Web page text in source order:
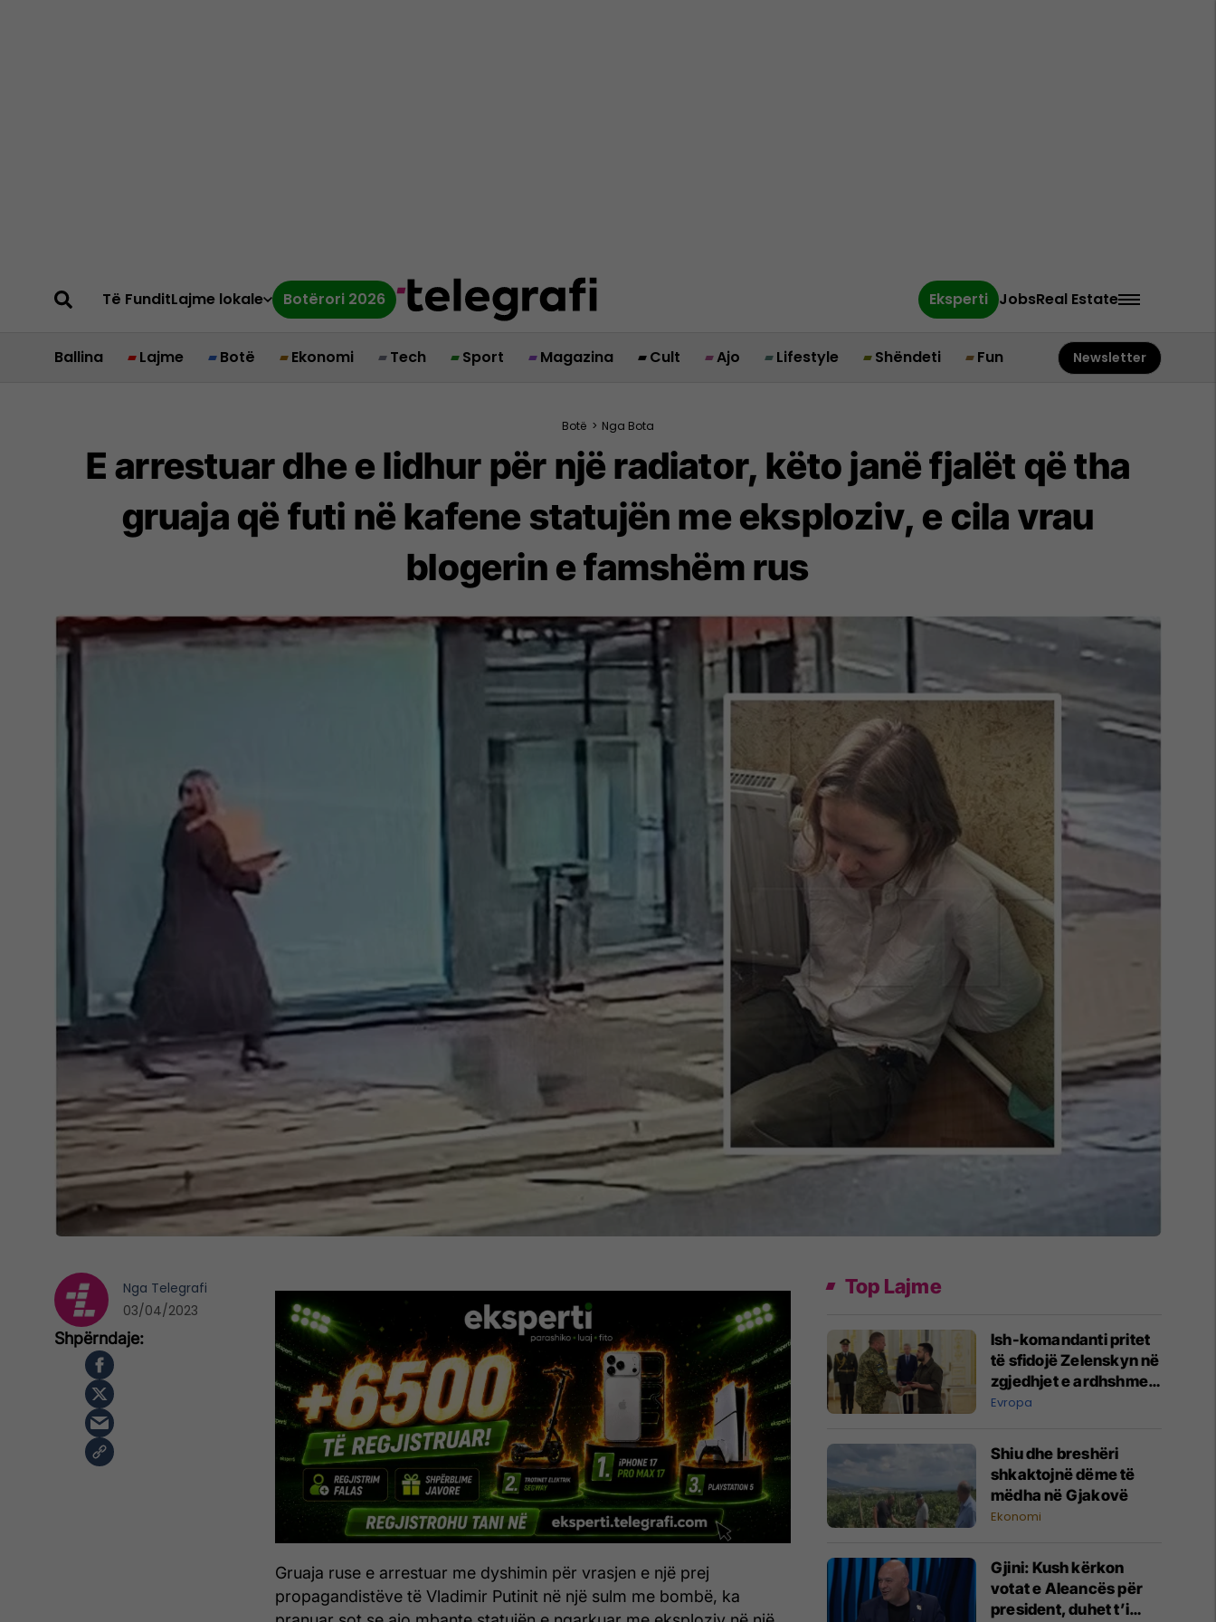
Të FunditLajme lokale Botërori 2026 Eksperti JobsReal Estate
Ballina Lajme Botë Ekonomi Tech Sport Magazina Cult Ajo Lifestyle Shëndeti Fun Newsletter
Botë > Nga Bota
E arrestuar dhe e lidhur për një radiator, këto janë fjalët që tha
gruaja që futi në kafene statujën me eksploziv, e cila vrau
blogerin e famshëm rus
Gruaja ruse e arrestuar me dyshimin për vrasjen e një prej
propagandistëve të Vladimir Putinit në një sulm me bombë, ka
Nga Telegrafi
03/04/2023
Top Lajme
Ish-komandanti pritet
të sfidojë Zelenskyn në
zgjedhjet e ardhshme
presidenciale në
Evropa
Shiu dhe breshëri
shkaktojnë dëme të
mëdha në Gjakovë
Ekonomi
Gjini: Kush kërkon
votat e Aleancës për
president, duhet t’i